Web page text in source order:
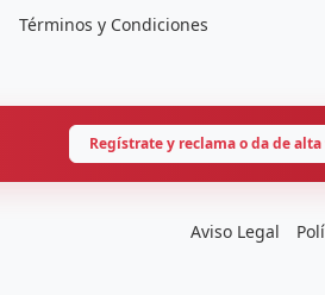
Términos y Condiciones
Regístrate y reclama o da de
Aviso Legal